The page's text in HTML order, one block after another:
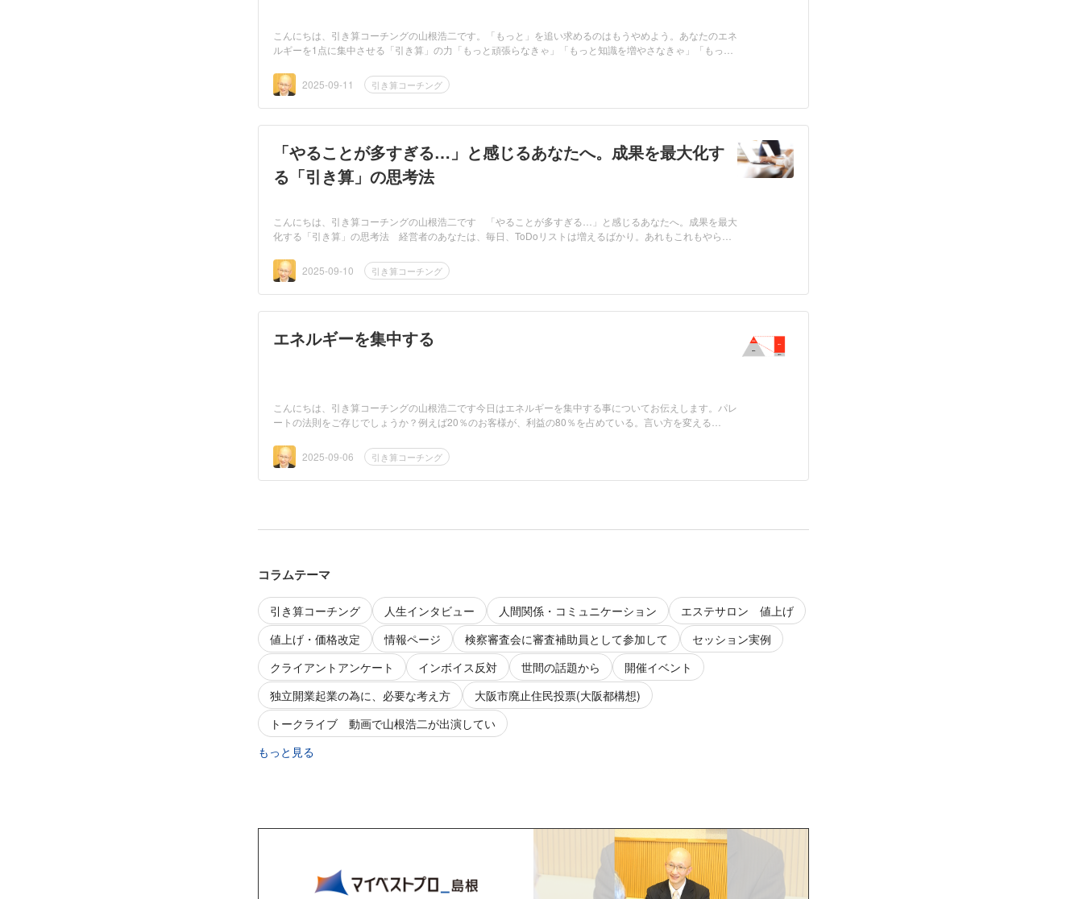
こんにちは、引き算コーチングの山根浩二です。「もっと」を追い求めるのはもうやめよう。あなたのエネ
ルギーを1点に集中させる「引き算」の力「もっと頑張らなきゃ」「もっと知識を増やさなきゃ」「もっと
2025-09-11
引き算コーチング
「やることが多すぎる…」と感じるあなたへ。成果を最大化す
る「引き算」の思考法
こんにちは、引き算コーチングの山根浩二です 「やることが多すぎる…」と感じるあなたへ。成果を最大
化する「引き算」の思考法 経営者のあなたは、毎日、ToDoリストは増えるばかり。あれもこれもやら
2025-09-10
引き算コーチング
エネルギーを集中する
こんにちは、引き算コーチングの山根浩二です今日はエネルギーを集中する事についてお伝えします。パレ
ートの法則をご存じでしょうか？例えば20％のお客様が、利益の80％を占めている。言い方を変える
2025-09-06
引き算コーチング
コラムテーマ
引き算コーチング 人生インタビュー 人間関係・コミュニケーション
エステサロン 値上げ
値上げ・価格改定
情報ページ 検察審査会に審査補助員として参加して
セッション実例
クライアントアンケート
インボイス反対 世間の話題から
開催イベント
独立開業起業の為に、必要な考え方
大阪市廃止住民投票(大阪都構想)
トークライブ 動画で山根浩二が出演してい
もっと見る